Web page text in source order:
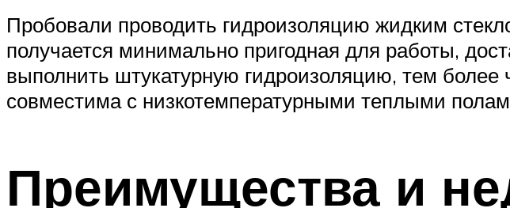
Пробовали проводить гидроизоляцию жидким
получается минимально пригодная для работы,
выполнить штукатурную гидроизоляцию, тем более
совместима с низкотемпературными теплыми
Преимущества и